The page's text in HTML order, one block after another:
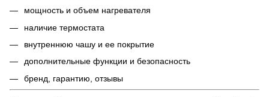
мощность и объем нагревателя
наличие термостата
внутреннюю чашу и ее покрытие
дополнительные функции и безопасность
бренд, гарантию, отзывы